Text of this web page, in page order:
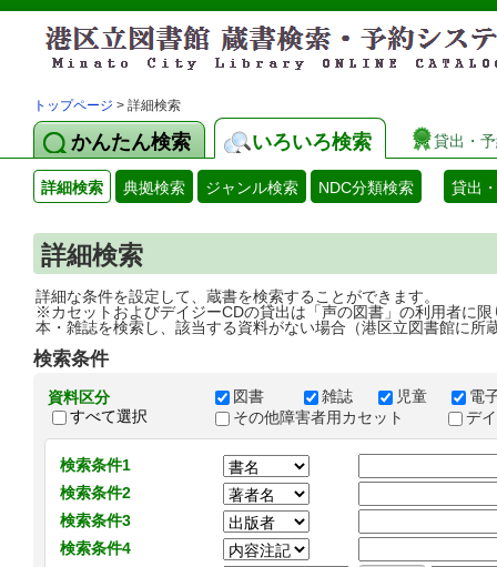
トップページ > 詳細検索
かんたん検索 いろいろ検索 貸出・
詳細検索 典拠検索 ジャンル検索 NDC分類検索 貸出
詳細検索
詳細な条件を設定して、蔵書を検索することができます。
※カセットおよびデイジーCDの貸出は「声の図書」の利用者に限
本・雑誌を検索し、該当する資料がない場合（港区立図書館に所
検索条件
資料区分
すべて選択
図書 雑誌 児童
電
その他障害者用カセット
デ
検索条件1
検索条件2
検索条件3
検索条件4